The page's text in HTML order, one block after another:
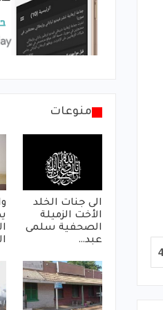
منوعات
الى جنات الخلد
الأخت الزميلة
الصحفية سلمى
عبد…